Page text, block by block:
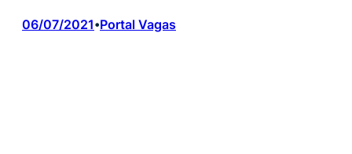
06/07/2021•Portal Vagas